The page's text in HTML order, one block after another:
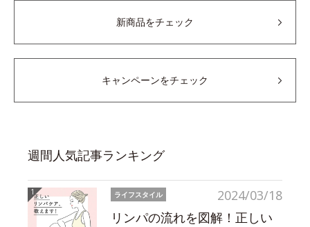
新商品をチェック
キャンペーンをチェック
週間人気記事ランキング
2024/03/18
ライフスタイル
リンパの流れを図解！正しい